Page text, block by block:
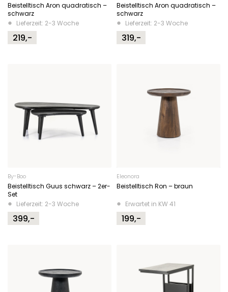
Beistelltisch Aron quadratisch –
schwarz
Lieferzeit: 2-3 Woche
219,-
Beistelltisch Aron quadratisch –
schwarz
Lieferzeit: 2-3 Woche
319,-
By-Boo
Beistelltisch Guus schwarz – 2er-
Set
Lieferzeit: 2-3 Woche
399,-
Eleonora
Beistelltisch Ron – braun
Erwartet in KW 41
199,-